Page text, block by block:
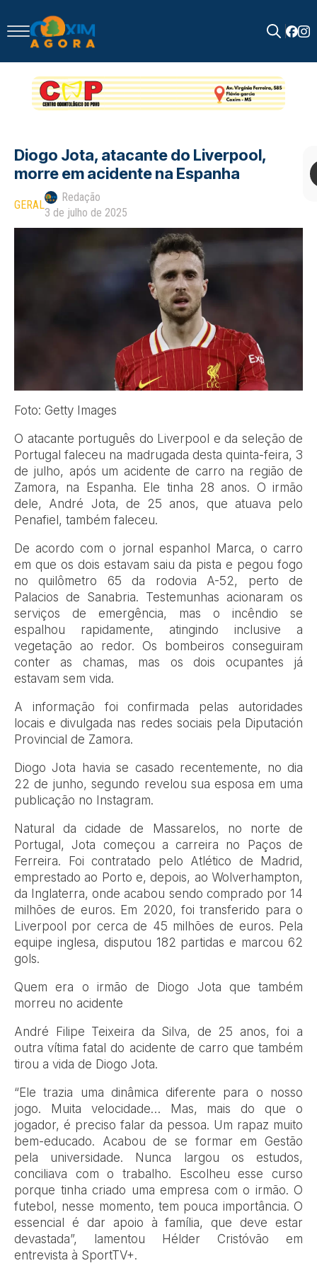
for:
Diogo Jota, atacante do Liverpool,
morre em acidente na Espanha
GERAL
Redação
3 de julho de 2025
Foto: Getty Images
O atacante português do Liverpool e da seleção de
Portugal faleceu na madrugada desta quinta-feira, 3
de julho, após um acidente de carro na região de
Zamora, na Espanha. Ele tinha 28 anos. O irmão
dele, André Jota, de 25 anos, que atuava pelo
Penafiel, também faleceu.
De acordo com o jornal espanhol Marca, o carro
em que os dois estavam saiu da pista e pegou fogo
no quilômetro 65 da rodovia A-52, perto de
Palacios de Sanabria. Testemunhas acionaram os
serviços de emergência, mas o incêndio se
espalhou rapidamente, atingindo inclusive a
vegetação ao redor. Os bombeiros conseguiram
conter as chamas, mas os dois ocupantes já
estavam sem vida.
A informação foi confirmada pelas autoridades
locais e divulgada nas redes sociais pela Diputación
Provincial de Zamora.
Diogo Jota havia se casado recentemente, no dia
22 de junho, segundo revelou sua esposa em uma
publicação no Instagram.
Natural da cidade de Massarelos, no norte de
Portugal, Jota começou a carreira no Paços de
Ferreira. Foi contratado pelo Atlético de Madrid,
emprestado ao Porto e, depois, ao Wolverhampton,
da Inglaterra, onde acabou sendo comprado por 14
milhões de euros. Em 2020, foi transferido para o
Liverpool por cerca de 45 milhões de euros. Pela
equipe inglesa, disputou 182 partidas e marcou 62
gols.
Quem era o irmão de Diogo Jota que também
morreu no acidente
André Filipe Teixeira da Silva, de 25 anos, foi a
outra vítima fatal do acidente de carro que também
tirou a vida de Diogo Jota.
“Ele trazia uma dinâmica diferente para o nosso
jogo. Muita velocidade… Mas, mais do que o
jogador, é preciso falar da pessoa. Um rapaz muito
bem-educado. Acabou de se formar em Gestão
pela universidade. Nunca largou os estudos,
conciliava com o trabalho. Escolheu esse curso
porque tinha criado uma empresa com o irmão. O
futebol, nesse momento, tem pouca importância. O
essencial é dar apoio à família, que deve estar
devastada”, lamentou Hélder Cristóvão em
entrevista à SportTV+.